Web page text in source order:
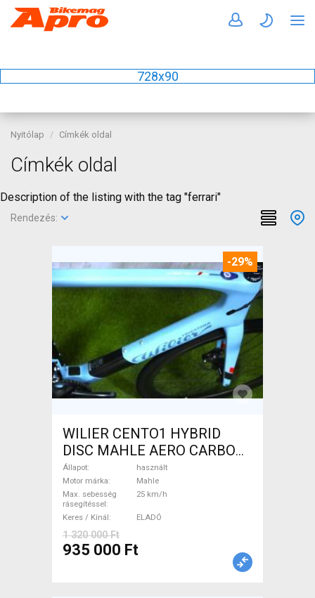
728x90
Nyitólap Címkék oldal
Címkék oldal
Description of the listing with the tag "ferrari"
Rendezés:
-29%
WILIER CENTO1 HYBRID
DISC MAHLE AERO CARBON
kerekek XL Elektromos
Országúti / Gravel Mahle
használt ELADÓ
Állapot
használt
Motor márka
Mahle
Max. sebesség
rásegítéssel
25 km/h
Keres / Kínál ELADÓ
1 320 000 Ft
935 000 Ft